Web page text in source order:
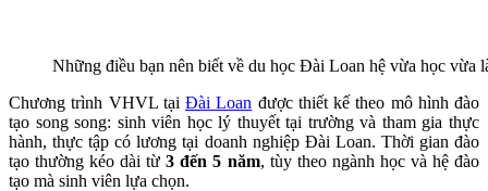
Những điều bạn nên biết về du học Đài Loan hệ vừa học vừa
Chương trình VHVL tại Đài Loan được thiết kế theo mô hình đào
tạo song song: sinh viên học lý thuyết tại trường và tham gia thực
hành, thực tập có lương tại doanh nghiệp Đài Loan. Thời gian đào
tạo thường kéo dài từ3 đến 5 năm, tùy theo ngành học và hệ đào
tạo mà sinh viên lựa chọn.